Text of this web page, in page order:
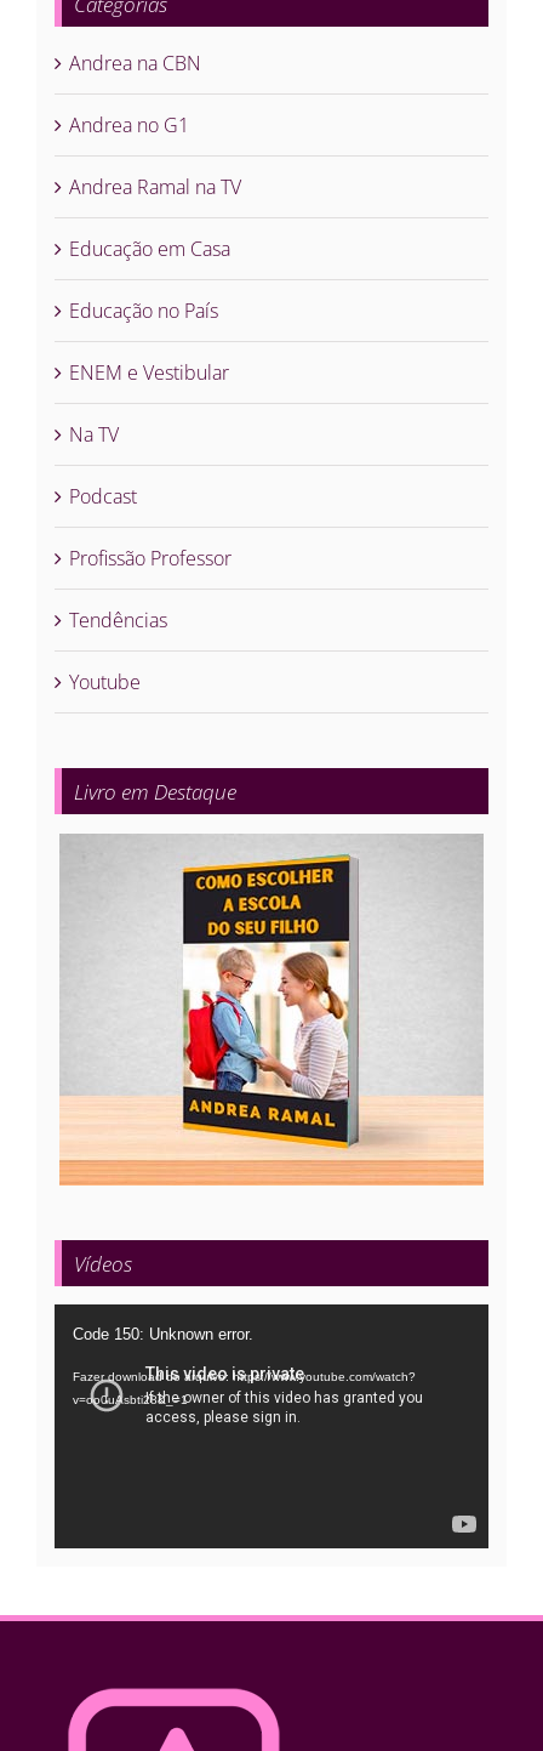
Andrea na CBN
Andrea no G1
Andrea Ramal na TV
Educação em Casa
Educação no País
ENEM e Vestibular
Na TV
Podcast
Profissão Professor
Tendências
Youtube
Livro em Destaque
Vídeos
Tocador
vídeo
Code 150: Unknown error.
Fazer download do arquivo: https://www.youtube.com/watch?
v=oo0uAsbti28&_=1